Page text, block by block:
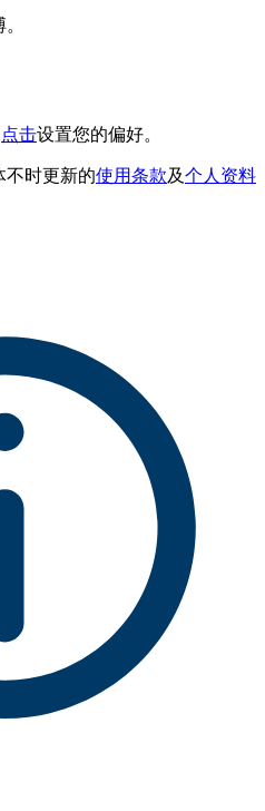
点击设置您的偏好。
不时更新的使用条款及个人资料